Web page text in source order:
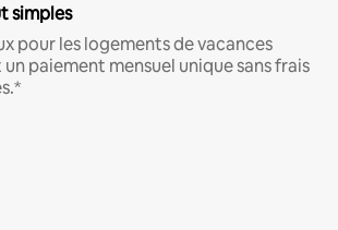
simples
pour les logements de vacances
paiement mensuel unique sans frais